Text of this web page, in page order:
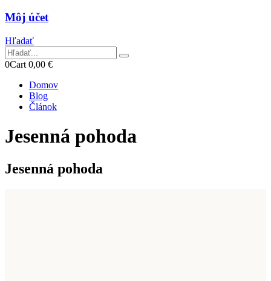
Môj účet
Hľadať
0Cart 0,00 €
Domov
Blog
Článok
Jesenná pohoda
Jesenná pohoda